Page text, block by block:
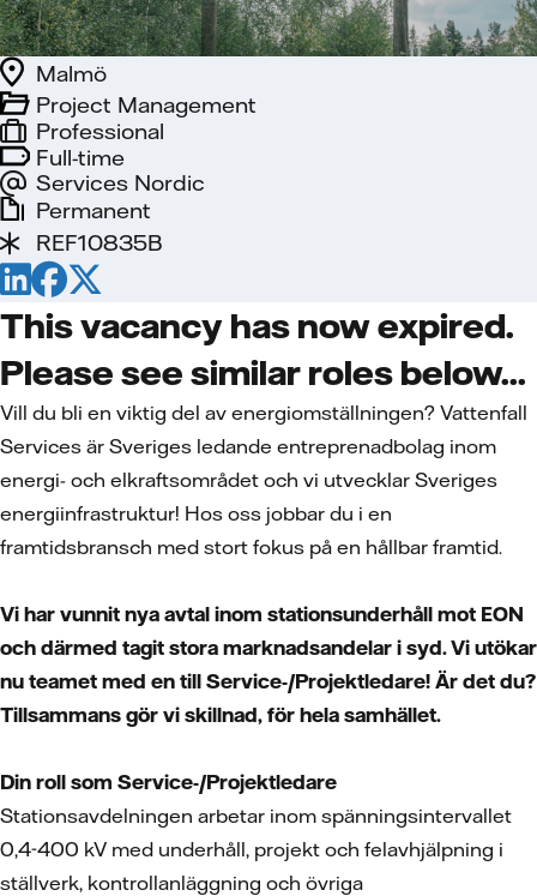
Full-time
Services Nordic
Project Management
Malmö
Professional
Permanent
REF10835B
This vacancy has now expired.
Please see similar roles below...
Vill du bli en viktig del av energiomställningen? Vattenfall
Services är Sveriges ledande entreprenadbolag inom
energi- och elkraftsområdet och vi utvecklar Sveriges
energiinfrastruktur! Hos oss jobbar du i en
framtidsbransch med stort fokus på en hållbar framtid.
Vi har vunnit nya avtal inom stationsunderhåll mot EON
och därmed tagit stora marknadsandelar i syd. Vi utökar
nu teamet med en till Service-/Projektledare! Är det du?
Tillsammans gör vi skillnad, för hela samhället.
Din roll som Service-/Projektledare
Stationsavdelningen arbetar inom spänningsintervallet
0,4-400 kV med underhåll, projekt och felavhjälpning i
ställverk, kontrollanläggning och övriga